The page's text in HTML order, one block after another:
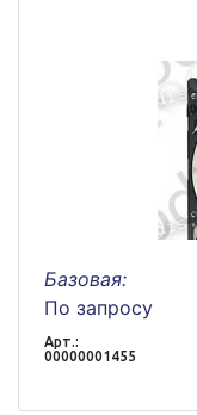
Базовая:
По запросу
Арт.:
00000001455